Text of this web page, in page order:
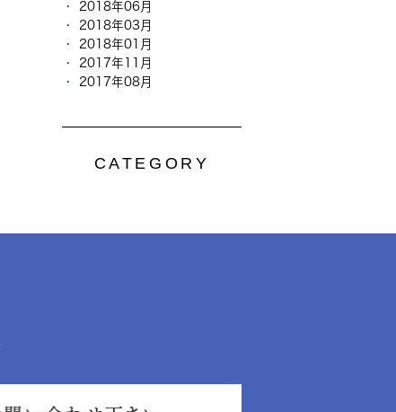
2018年06月
2018年03月
2018年01月
2017年11月
2017年08月
CATEGORY